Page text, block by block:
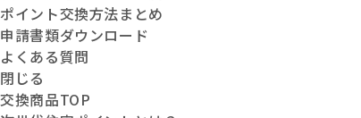
ポイント交換方法まとめ
申請書類ダウンロード
よくある質問
閉じる
交換商品TOP